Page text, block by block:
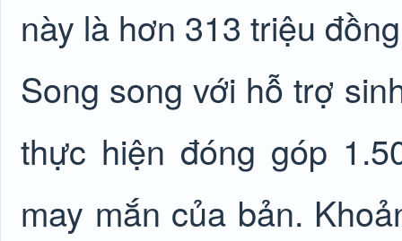
này là hơn 313 triệu
Song song với hỗ trợ
thực hiện đóng góp
may mắn của bản.